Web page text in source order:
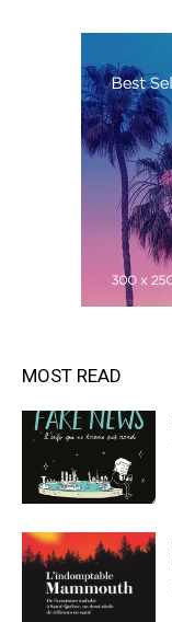
MOST READ